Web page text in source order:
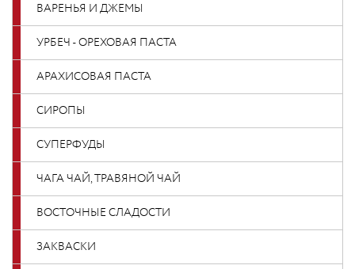
ОПТОВИКАМ
ВАРЕНЬЯ И ДЖЕМЫ
УРБЕЧ - ОРЕХОВАЯ ПАСТА
АРАХИСОВАЯ ПАСТА
СИРОПЫ
СУПЕРФУДЫ
ЧАГА ЧАЙ, ТРАВЯНОЙ ЧАЙ
ВОСТОЧНЫЕ СЛАДОСТИ
ЗАКВАСКИ